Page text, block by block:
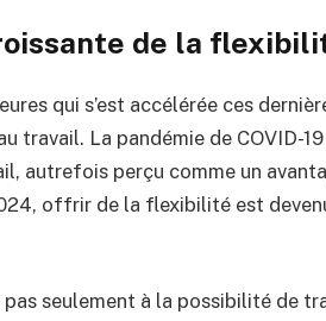
de la
qui s’est accélérée ces
travail. La pandémie de COVID-
autrefois perçu comme un
offrir de la flexibilité est
seulement à la possibilité de